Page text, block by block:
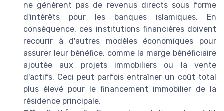
ne génèrent pas de revenus directs sous forme
d'intérêts pour les banques islamiques. En
conséquence, ces institutions financières doivent
recourir à d'autres modèles économiques pour
assurer leur bénéfice, comme la marge bénéficiaire
ajoutée aux projets immobiliers ou la vente
d'actifs. Ceci peut parfois entraîner un coût total
plus élevé pour le financement immobilier de la
résidence principale.